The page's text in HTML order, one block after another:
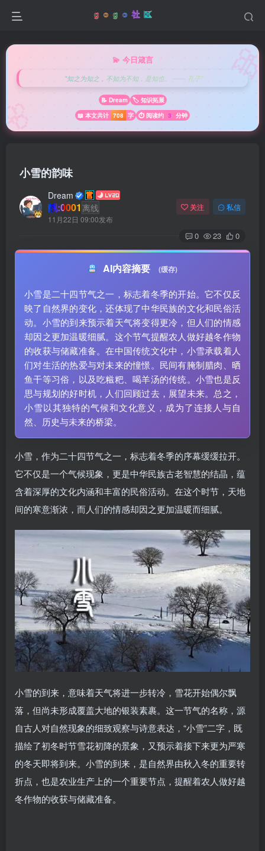
💫 今日箴言
"知之为知之，不知为不知，是知也。 —— 孔子"
📝 Dream
🏷️ 知识拓展
📖 本文共计 708 字 ⏱️ 阅读约 3 分钟
小雪的韵味
Dream
靓:0001 离线
11月22日 09:00发布
关注 私信
0 23 0
AI内容摘要 (缓存)
小雪是二十四节气之一，标志着冬季的开始。它不仅反
映了自然界的变化，还体现了中华民族的文化和民俗活
动。小雪的到来预示着天气将变得更冷，但人们的情感
却因之更加温暖细腻。这个节气提醒农人做好越冬作物
的收获与储藏准备。在中国传统文化中，小雪承载着人
们对生活的热爱与对未来的憧憬。民间有腌制腊肉、晒
鱼干等习俗，以及吃糍粑、喝羊汤的传统。小雪也是反
思与规划的好时机，人们回顾过去，展望未来。总之，
小雪以其独特的气候和文化意义，成为了连接人与自
然、历史与未来的桥梁。
小雪，作为二十四节气之一，标志着冬季的序幕缓缓拉开。
它不仅是一个气候现象，更是中华民族古老智慧的结晶，蕴
含着深厚的文化内涵和丰富的民俗活动。在这个时节，天地
间的寒意渐浓，而人们的情感却因之更加温暖而细腻。
小雪的到来，意味着天气将进一步转冷，雪花开始偶尔飘
落，但尚未形成覆盖大地的银装素裹。这一节气的名称，源
自古人对自然现象的细致观察与诗意表达，“小雪”二字，既
描绘了初冬时节雪花初降的景象，又预示着接下来更为严寒
的冬天即将到来。小雪的到来，是自然界由秋入冬的重要转
折点，也是农业生产上的一个重要节点，提醒着农人做好越
冬作物的收获与储藏准备。